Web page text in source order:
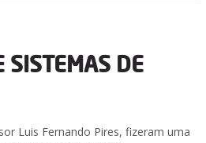
SISTEMAS DE
Luis Fernando Pires, fizeram uma